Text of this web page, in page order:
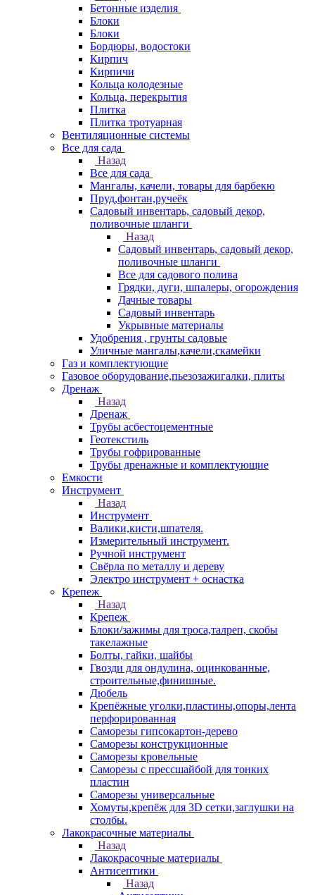
Бетонные изделия
Блоки
Блоки
Бордюры, водостоки
Кирпич
Кирпичи
Кольца колодезные
Кольца, перекрытия
Плитка
Плитка тротуарная
Вентиляционные системы
Все для сада
Назад
Все для сада
Мангалы, качели, товары для барбекю
Пруд,фонтан,ручеёк
Садовый инвентарь, садовый декор,
поливочные шланги
Назад
Садовый инвентарь, садовый декор,
поливочные шланги
Все для садового полива
Грядки, дуги, шпалеры, огорождения
Дачные товары
Садовый инвентарь
Укрывные материалы
Удобрения , грунты садовые
Уличные мангалы,качели,скамейки
Газ и комплектующие
Газовое оборудование,пьезозажигалки, плиты
Дренаж
Назад
Дренаж
Трубы асбестоцементные
Геотекстиль
Трубы гофрированные
Трубы дренажные и комплектующие
Емкости
Инструмент
Назад
Инструмент
Валики,кисти,шпателя.
Измерительный инструмент.
Ручной инструмент
Свёрла по металлу и дереву
Электро инструмент + оснастка
Крепеж
Назад
Крепеж
Блоки/зажимы для троса,талреп, скобы
такелажные
Болты, гайки, шайбы
Гвозди для ондулина, оцинкованные,
строительные,финишные.
Дюбель
Крепёжные уголки,пластины,опоры,лента
перфорированная
Саморезы гипсокартон-дерево
Саморезы конструкционные
Саморезы кровельные
Саморезы с прессшайбой для тонких
пластин
Саморезы универсальные
Хомуты,крепёж для 3D сетки,заглушки на
столбы.
Лакокрасочные материалы
Назад
Лакокрасочные материалы
Антисептики
Назад